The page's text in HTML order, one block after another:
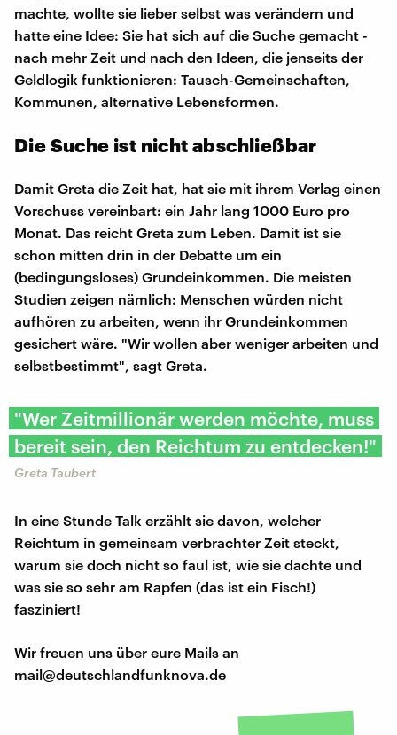
machte, wollte sie lieber selbst was verändern und
hatte eine Idee: Sie hat sich auf die Suche gemacht -
nach mehr Zeit und nach den Ideen, die jenseits der
Geldlogik funktionieren: Tausch-Gemeinschaften,
Kommunen, alternative Lebensformen.
Die Suche ist nicht abschließbar
Damit Greta die Zeit hat, hat sie mit ihrem Verlag einen
Vorschuss vereinbart: ein Jahr lang 1000 Euro pro
Monat. Das reicht Greta zum Leben. Damit ist sie
schon mitten drin in der Debatte um ein
(bedingungsloses) Grundeinkommen. Die meisten
Studien zeigen nämlich: Menschen würden nicht
aufhören zu arbeiten, wenn ihr Grundeinkommen
gesichert wäre. "Wir wollen aber weniger arbeiten und
selbstbestimmt", sagt Greta.
"Wer Zeitmillionär werden möchte, muss
bereit sein, den Reichtum zu entdecken!"
Greta Taubert
In eine Stunde Talk erzählt sie davon, welcher
Reichtum in gemeinsam verbrachter Zeit steckt,
warum sie doch nicht so faul ist, wie sie dachte und
was sie so sehr am Rapfen (das ist ein Fisch!)
fasziniert!
Wir freuen uns über eure Mails an
mail@deutschlandfunknova.de